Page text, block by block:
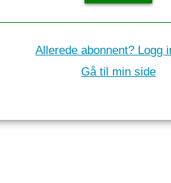
Allerede abonnent? Logg
Gå til min side